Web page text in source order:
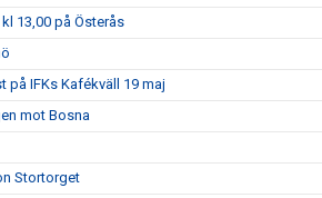
13,00 på Österås
på IFKs Kafékväll 19 maj
mot Bosna
Stortorget